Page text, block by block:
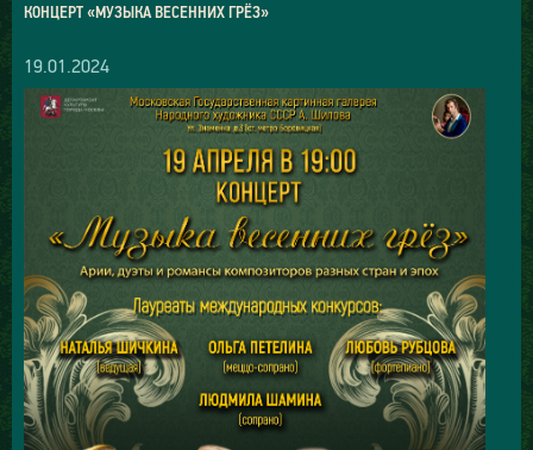
КОНЦЕРТ «МУЗЫКА ВЕСЕННИХ ГРЁЗ»
19.01.2024